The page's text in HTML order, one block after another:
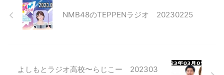
NMB48のTEPPENラジオ 20230225
よしもとラジオ高校〜らじこー 202303